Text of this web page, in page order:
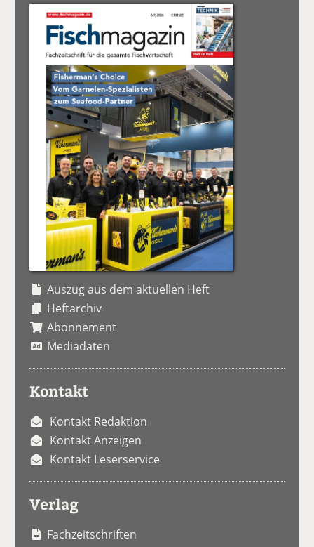
Auszug aus dem aktuellen Heft
Heftarchiv
Abonnement
Mediadaten
Kontakt
Kontakt Redaktion
Kontakt Anzeigen
Kontakt Leserservice
Verlag
Fachzeitschriften